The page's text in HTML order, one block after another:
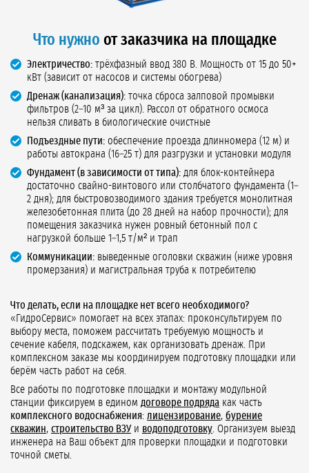
Что нужно от заказчика на площадке
Электричество: трёхфазный ввод 380 В. Мощность от 15 до 50+
кВт (зависит от насосов и системы обогрева)
Дренаж (канализация): точка сброса залповой промывки
фильтров (2–10 м³ за цикл). Рассол от обратного осмоса
нельзя сливать в биологические очистные
Подъездные пути: обеспечение проезда длинномера (12 м) и
работы автокрана (16–25 т) для разгрузки и установки модуля
Фундамент (в зависимости от типа): для блок-контейнера
достаточно свайно-винтового или столбчатого фундамента (1–
2 дня); для быстровозводимого здания требуется монолитная
железобетонная плита (до 28 дней на набор прочности); для
помещения заказчика нужен ровный бетонный пол с
нагрузкой больше 1–1,5 т/м² и трап
Коммуникации: выведенные оголовки скважин (ниже уровня
промерзания) и магистральная труба к потребителю
Что делать, если на площадке нет всего необходимого?
«ГидроСервис» помогает на всех этапах: проконсультируем по
выбору места, поможем рассчитать требуемую мощность и
сечение кабеля, подскажем, как организовать дренаж. При
комплексном заказе мы координируем подготовку площадки или
берём часть работ на себя.
Все работы по подготовке площадки и монтажу модульной
станции фиксируем в едином договоре подряда как часть
комплексного водоснабжения: лицензирование, бурение
скважин, строительство ВЗУи водоподготовку . Организуем выезд
инженера на Ваш объект для проверки площадки и подготовки
точной сметы.